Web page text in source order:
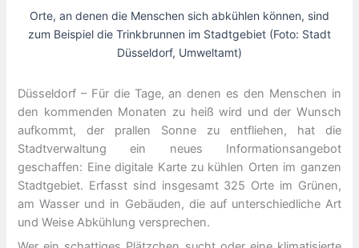
Orte, an denen die Menschen sich abkühlen können, sind
zum Beispiel die Trinkbrunnen im Stadtgebiet (Foto: Stadt
Düsseldorf, Umweltamt)
Düsseldorf – Für die Tage, an denen es den Menschen in
den kommenden Monaten zu heiß wird und der Wunsch
aufkommt, der prallen Sonne zu entfliehen, hat die
Stadtverwaltung ein neues Informationsangebot
geschaffen: Eine digitale Karte zu kühlen Orten im ganzen
Stadtgebiet. Erfasst sind insgesamt 325 Orte im Grünen,
am Wasser und in Gebäuden, die auf unterschiedliche Art
und Weise Abkühlung versprechen.